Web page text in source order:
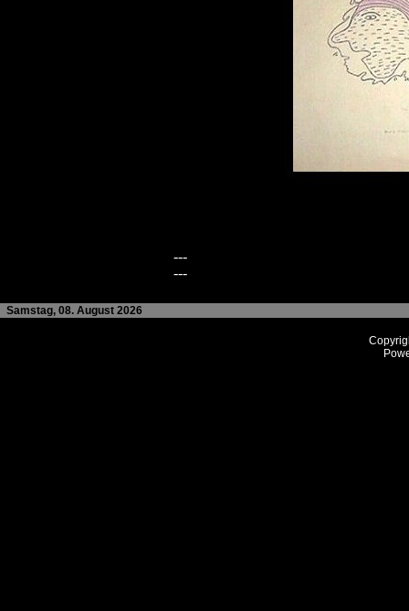
---
---
Samstag, 08. August 2026